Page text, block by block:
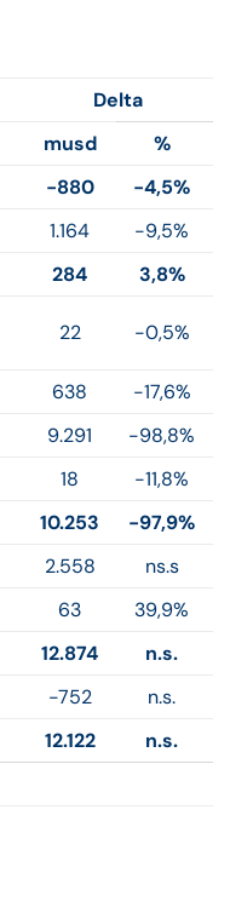
Delta
musd
%
-880
-4,5%
1.164
-9,5%
284
3,8%
22 -0,5%
638
-17,6%
9.291
-98,8%
18
-11,8%
10.253
-97,9%
2.558
ns.s
63
39,9%
12.874
n.s.
-752
n.s.
12.122
n.s.